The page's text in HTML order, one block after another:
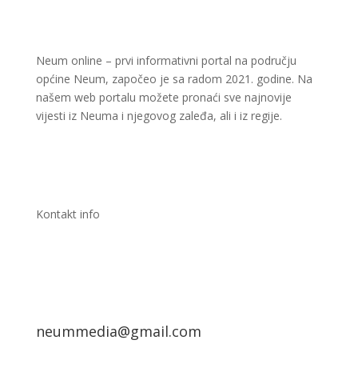
Neum online – prvi informativni portal na području
općine Neum, započeo je sa radom 2021. godine. Na
našem web portalu možete pronaći sve najnovije
vijesti iz Neuma i njegovog zaleđa, ali i iz regije.
Kontakt info
neummedia@gmail.com